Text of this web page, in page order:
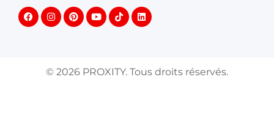
© 2026 PROXITY. Tous droits réservés.